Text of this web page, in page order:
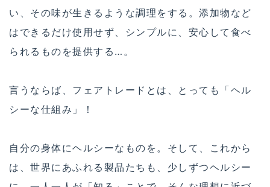
い、その味が生きるような調理をする。添加物など
はできるだけ使用せず、シンプルに、安心して食べ
られるものを提供する…。
言うならば、フェアトレードとは、とっても「ヘル
シーな仕組み」！
自分の身体にヘルシーなものを。そして、これから
は、世界にあふれる製品たちも、少しずつヘルシー